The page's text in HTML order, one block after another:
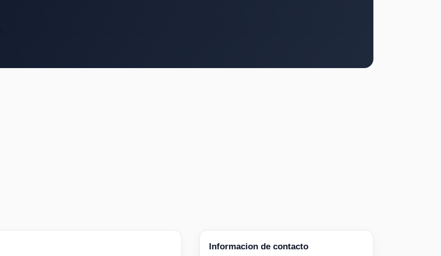
Informacion de contacto